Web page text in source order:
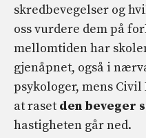
skredbevegelser og
oss vurdere dem på
mellomtiden har
gjenåpnet, også i
psykologer, mens
at raset den beveger
hastigheten går ned.